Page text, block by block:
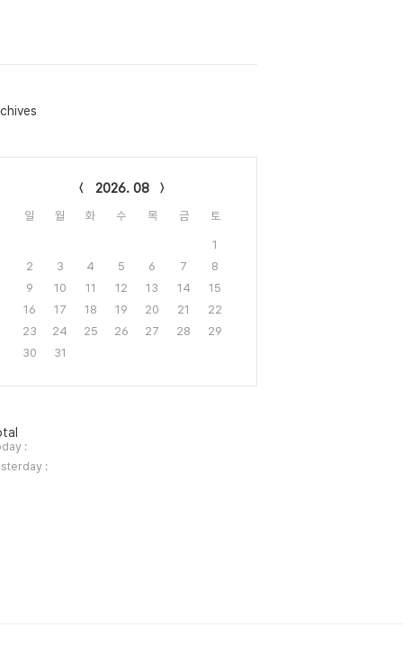
2026. 08
일 월 화 수 목 금 토
1
2
3 4 5 6 7
8
9
10 11 12 13 14
15
16
17 18 19 20 21
22
23
24 25 26 27 28
29
30
31
:
: